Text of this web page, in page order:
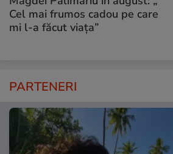
Cel mai frumos cadou pe care
mi l-a făcut viața”
PARTENERI